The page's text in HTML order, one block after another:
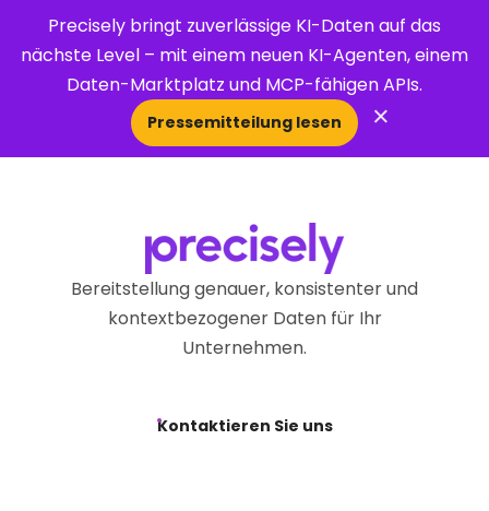
Precisely bringt zuverlässige KI-Daten auf das
nächste Level – mit einem neuen KI-Agenten, einem
Daten-Marktplatz und MCP-fähigen APIs.
Pressemitteilung lesen ×
Bereitstellung genauer, konsistenter und
kontextbezogener Daten für Ihr
Unternehmen.
Kontaktieren Sie uns